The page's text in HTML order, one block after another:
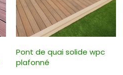
Pont de quai solide wpc
plafonné